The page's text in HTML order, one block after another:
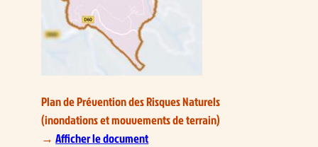
Plan de Prévention des Risques Naturels
(inondations et mouvements de terrain)
→Afficher le document